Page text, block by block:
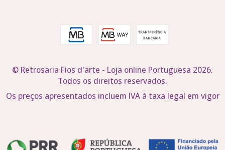
© Retrosaria Fios d'arte - Loja online Portuguesa 2026.
Todos os direitos reservados.
Os preços apresentados incluem IVA à taxa legal em vigor